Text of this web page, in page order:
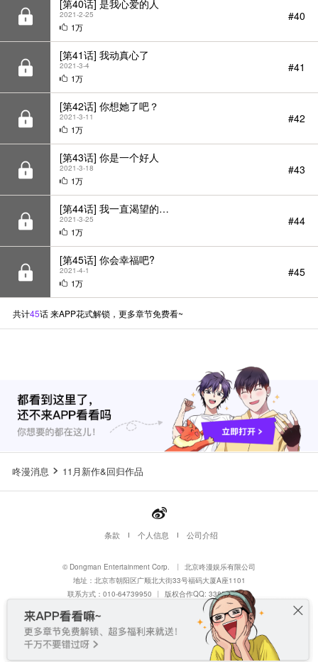
[第40话] 是我心爱的人
2021-2-25
1万
#40
[第41话] 我动真心了
2021-3-4
1万
#41
[第42话] 你想她了吧？
2021-3-11
1万
#42
[第43话] 你是一个好人
2021-3-18
1万
#43
[第44话] 我一直渴望的…
2021-3-25
1万
#44
[第45话] 你会幸福吧?
2021-4-1
1万
#45
共计45话 来APP花式解锁，更多章节免费看~
咚漫消息 11月新作&回归作品
条款 个人信息 公司介绍
© Dongman Entertainment Corp. 丨
北京咚漫娱乐有限公司
地址：北京市朝阳区广顺北大街33号福码大厦A座1101
联系方式：010-64739950
丨
版权合作QQ: 3385308202
dl_ipbusiness@dongmancorp.cn
京ICP备17001033-1
京网文〔2026〕0052-013号
京公网安备 11010502035338号